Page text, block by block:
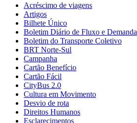
Acréscimo de viagens
Artigos
Bilhete Único
Boletim Diário de Fluxo e Demanda
Boletim do Transporte Coletivo
BRT Norte-Sul
Campanha
Cartão Benefício
Cartão Fácil
CityBus 2.0
Cultura em Movimento
Desvio de rota
Direitos Humanos
Esclarecimentos